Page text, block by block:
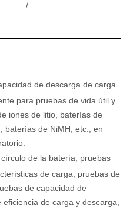
/
de descarga de carga
para pruebas de vida útil y
iones de litio, baterías de
baterías de NiMH, etc., en
de la batería, pruebas
de carga, pruebas de
de capacidad de
de carga y descarga,